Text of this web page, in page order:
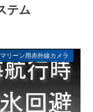
テム
リーン用赤外線カメラ